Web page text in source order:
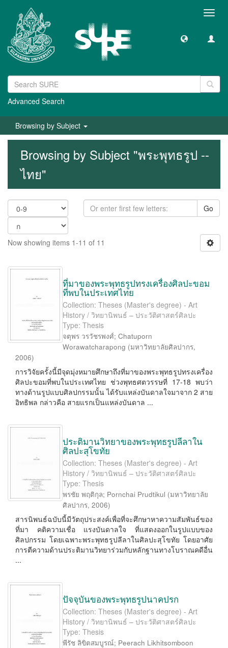
Advanced Search
Browsing by Subject
Browsing by Subject "พระพุทธรูป --
ไทย"
Go
Now showing items 1-11 of 11
ที่มาของพระพุทธรูปทรงเครื่องศิลปะขอม
ที่พบในประเทศไทย
Collection: Theses (Master's degree) - Art
History / วิทยานิพนธ์ – ประวัติศาสตร์ศิลปะ
Type: Thesis
จตุพร วรวัชรพงศ์; Chatuporn
Worawatcharapong (มหาวิทยาลัยศิลปากร,
2006)
การวิจัยครั้งนี้มีจุดมุ่งหมายศึกษาถึงที่มาของพระพุทธรูปทรงเครื่อง
ศิลปะขอมที่พบในประเทศไทย ช่วงพุทธศตวรรษที่ 17-18 พบว่า
ทางด้านรูปแบบศิลปกรรมนั้น ได้รับแหล่งบันดาลใจมาจาก 2 สาย
อิทธิพล กล่าวคือ สายแรกเป็นแหล่งบันดาล ...
ประติมานวิทยาของพระพุทธรูปลีลาใน
ศิลปะสุโขทัย
Collection: Theses (Master's degree) - Art
History / วิทยานิพนธ์ – ประวัติศาสตร์ศิลปะ
Type: Thesis
พรชัย พฤติกุล; Pornchai Prudtikul (มหาวิทยาลัย
ศิลปากร, 2006)
สารนิพนธ์ฉบับนี้มีวัตถุประสงค์เพื่อที่จะศึกษาหาความสัมพันธ์ของ
ที่มา คติความเชื่อ แรงบันดาลใจ ที่แสดงออกในรูปแบบของ
ศิลปกรรม โดยเฉพาะพระพุทธรูปลีลาในศิลปะสุโขทัย โดยอาศัย
การตีความด้านประติมานวิทยาร่วมกับหลักฐานทางโบราณคดีอื่น
...
ปัจจุบันของพระพุทธรูปนาคปรก
Collection: Theses (Master's degree) - Art
History / วิทยานิพนธ์ – ประวัติศาสตร์ศิลปะ
Type: Thesis
พีรัช ลิขิตสมบูรณ์; Peerach Likhitsomboon